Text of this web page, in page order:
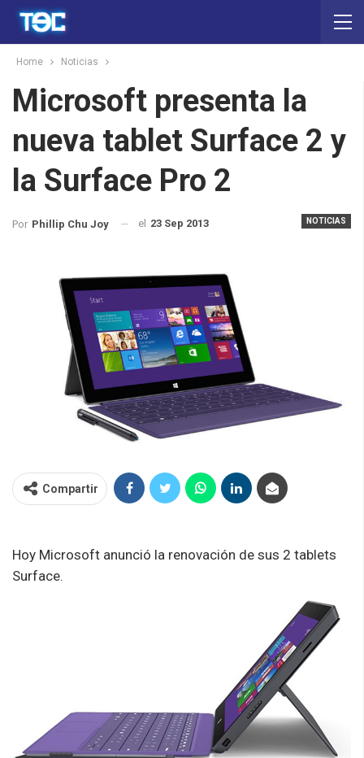
Home Noticias
Microsoft presenta la
nueva tablet Surface 2 y
la Surface Pro 2
NOTICIAS
Por Phillip Chu Joy el 23 Sep 2013
Compartir
Hoy Microsoft anunció la renovación de sus 2 tablets
Surface.